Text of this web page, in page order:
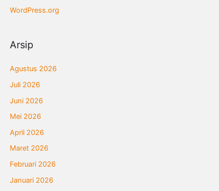
WordPress.org
Arsip
Agustus 2026
Juli 2026
Juni 2026
Mei 2026
April 2026
Maret 2026
Februari 2026
Januari 2026